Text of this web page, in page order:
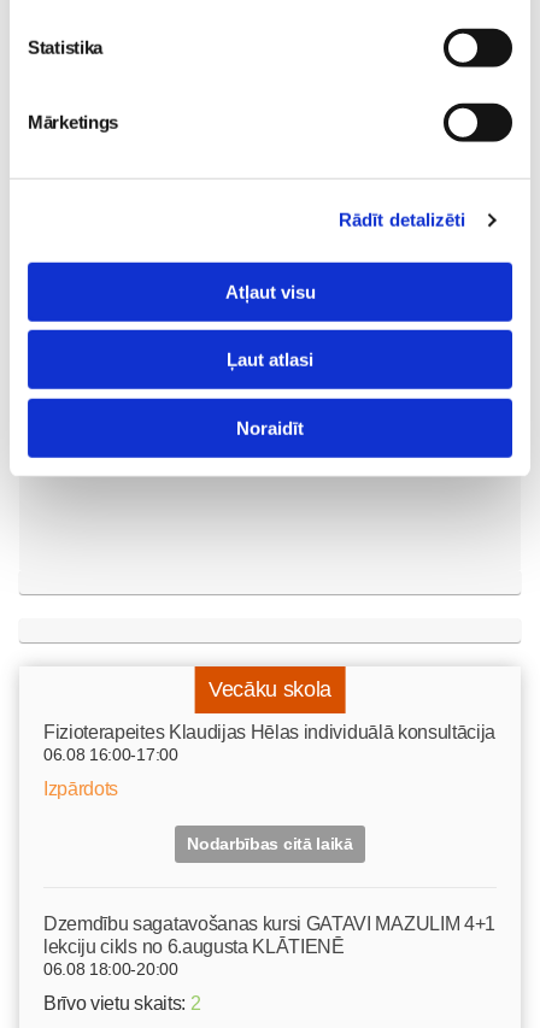
Statistika
Mārketings
Rādīt detalizēti
Atļaut visu
Ļaut atlasi
Noraidīt
pati kādreiz ticēju
28. Jul 13:14
Vecāku skola
Fizioterapeites Klaudijas Hēlas individuālā konsultācija
06.08 16:00-17:00
Izpārdots
Nodarbības citā laikā
Dzemdību sagatavošanas kursi GATAVI MAZULIM 4+1
lekciju cikls no 6.augusta KLĀTIENĒ
06.08 18:00-20:00
Brīvo vietu skaits: 2